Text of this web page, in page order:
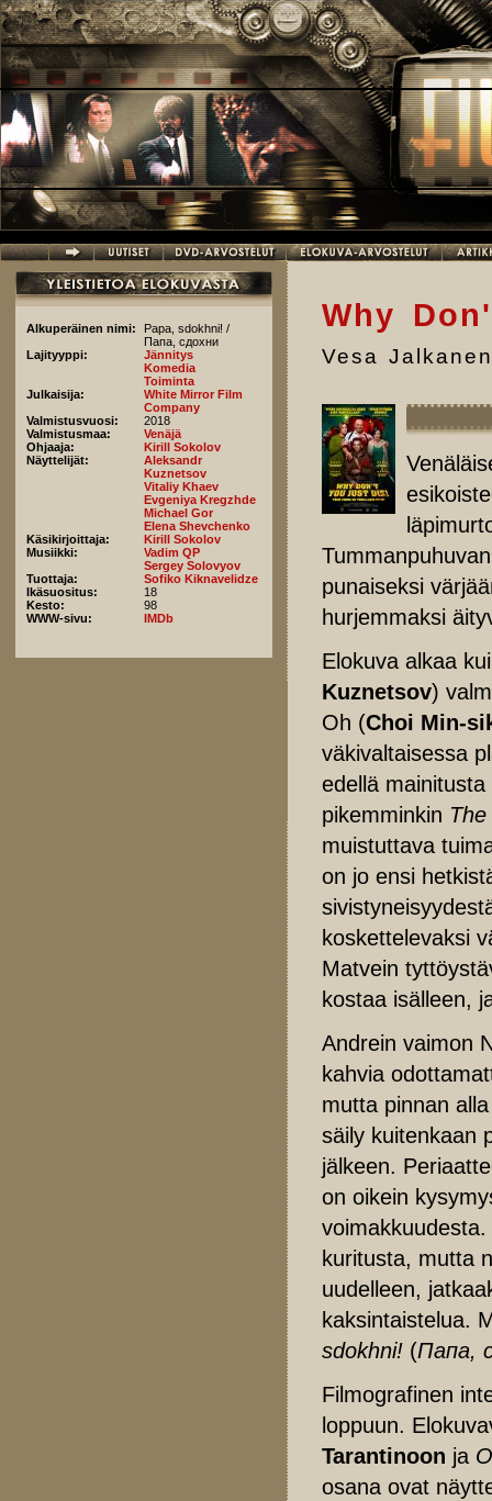
Hyppää pääsisältöön
Alkuperäinen nimi:
Papa, sdokhni! /
Папа, сдохни
Lajityyppi:
Jännitys
Komedia
Toiminta
Julkaisija:
White Mirror Film
Company
Valmistusvuosi:
2018
Valmistusmaa:
Venäjä
Ohjaaja:
Kirill Sokolov
Näyttelijät:
Aleksandr
Kuznetsov
Vitaliy Khaev
Evgeniya Kregzhde
Michael Gor
Elena Shevchenko
Käsikirjoittaja:
Kirill Sokolov
Musiikki:
Vadim QP
Sergey Solovyov
Tuottaja:
Sofiko Kiknavelidze
Ikäsuositus:
18
Kesto:
98
WWW-sivu:
IMDb
Why
Vesa Jalkanen
punaiseksi
hurjemmaksi
Elokuva alkaa
Kuznetsov)
Oh (Choi Min-
väkivaltaisessa
edellä
pikemminkin
muistuttava
on jo ensi
koskettelevaksi
Matvein
kostaa isälleen,
Andrein vaimon
kahvia
mutta pinnan
säily kuitenkaan
jälkeen.
on oikein
kuritusta, mutta
uudelleen,
kaksintaistelua.
sdokhni! (Папа,
Filmografinen
loppuun.
Tarantinoon ja
osana ovat